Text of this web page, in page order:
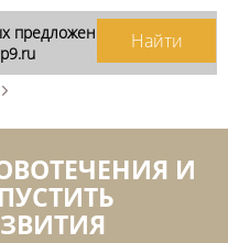
И
предложений по сайту: